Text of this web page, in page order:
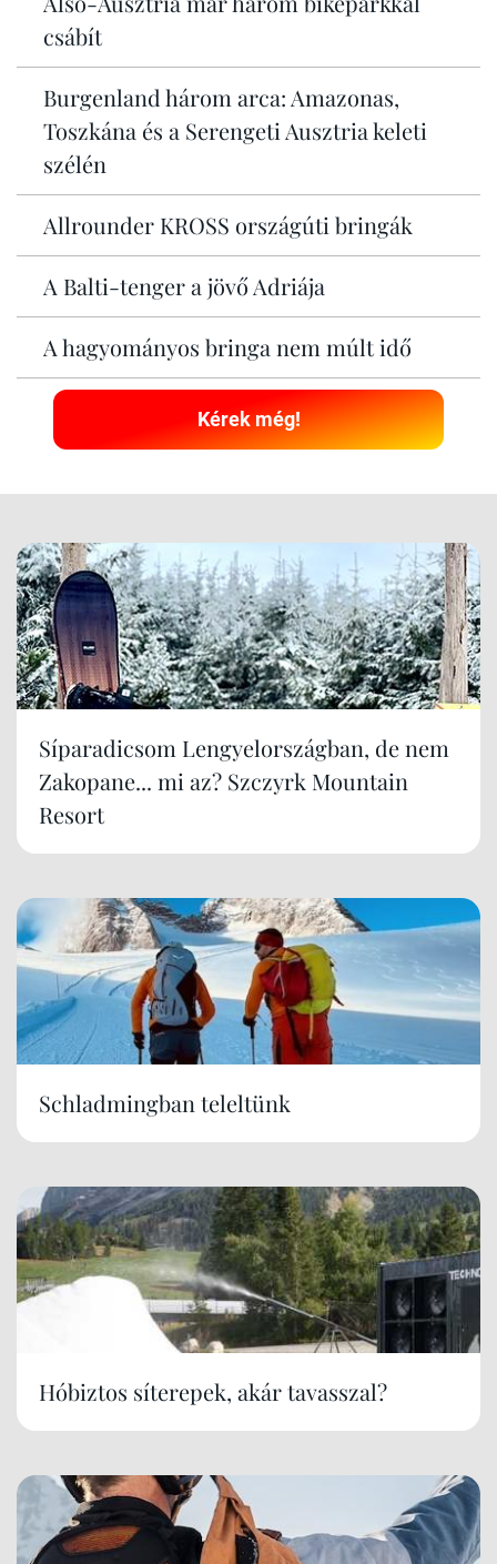
csábít
Burgenland három arca: Amazonas,
Toszkána és a Serengeti Ausztria keleti
szélén
Allrounder KROSS országúti bringák
A Balti-tenger a jövő Adriája
A hagyományos bringa nem múlt idő
Kérek még!
Síparadicsom Lengyelországban, de nem
Zakopane... mi az? Szczyrk Mountain
Resort
Schladmingban teleltünk
Hóbiztos síterepek, akár tavasszal?